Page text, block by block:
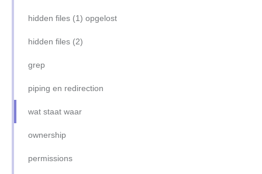
samba server (oefening)
netops-ubuntu16-static
hidden files (1) opgelost
hidden files (2)
grep
piping en redirection
wat staat waar
ownership
permissions